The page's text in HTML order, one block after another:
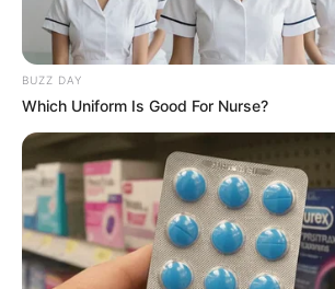
Valenti vitell
BUZZ DAY
Which Uniform Is Good For Nurse?